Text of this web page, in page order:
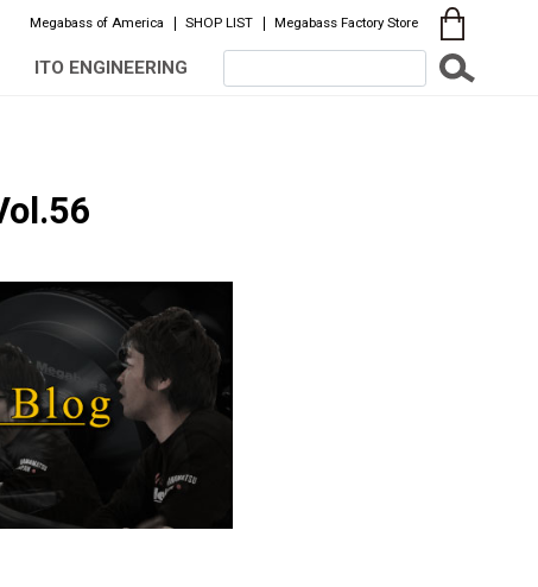
Megabass of America SHOP LIST Megabass Factory Store
ITO ENGINEERING